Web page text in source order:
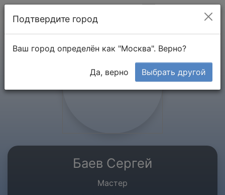
Баев Сергей
Мастер
Подтвердите город
Ваш город определён как "Москва". Верно?
Да, верно Выбрать другой